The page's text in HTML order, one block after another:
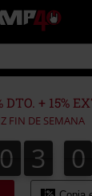
EMP
Música,
TV
&
Gaming
Merch
-
Ropa
Alternativa
+ 15%
FIN DE SEMANA
0
0 3
3 0
0
0
0